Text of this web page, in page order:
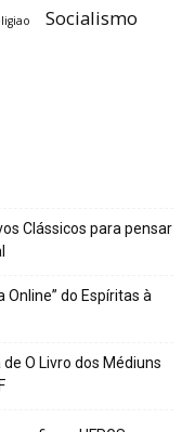
Socialismo
Clássicos para pensar
do Espíritas à
O Livro dos Médiuns